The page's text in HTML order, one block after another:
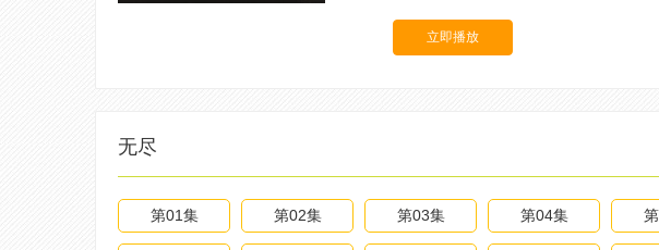
立即播放
无尽
第01集 第02集 第03集 第04集